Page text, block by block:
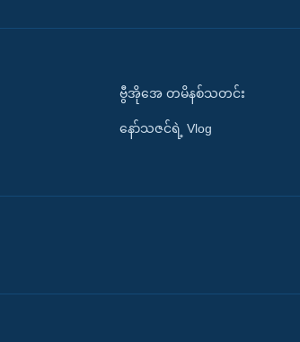
ဗွီအိုအေ တမိနစ်သတင်း
နော်သဇင်ရဲ့ Vlog